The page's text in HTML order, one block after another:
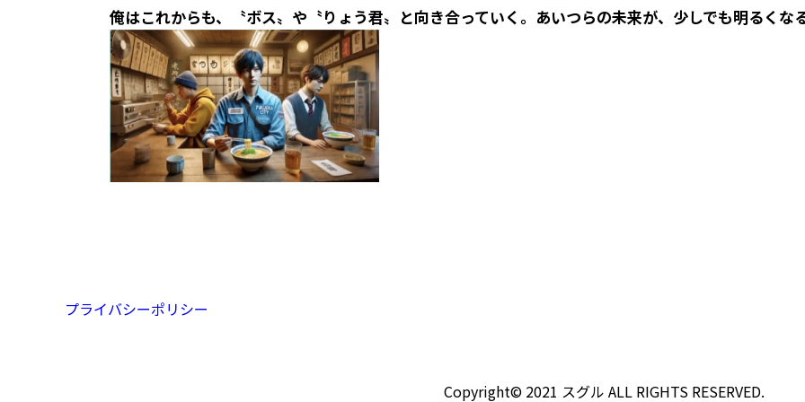
俺はこれからも、〝ボス〟や〝りょう君〟と向き合っていく。あいつらの未来が、少しでも明るくな
プライバシーポリシー
Copyright© 2021 スグル ALL RIGHTS RESERVED.